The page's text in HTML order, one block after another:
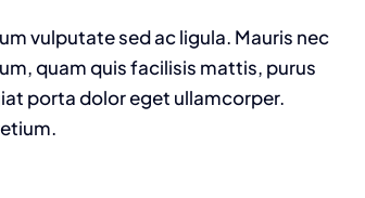
vulputate sed ac ligula. Mauris nec
quam quis facilisis mattis, purus
porta dolor eget ullamcorper.